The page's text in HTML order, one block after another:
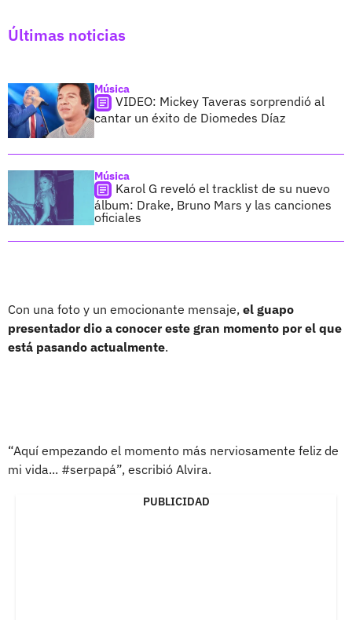
Últimas noticias
Música
VIDEO: Mickey Taveras sorprendió al
cantar un éxito de Diomedes Díaz
Música
Karol G reveló el tracklist de su nuevo
álbum: Drake, Bruno Mars y las canciones
oficiales
Con una foto y un emocionante mensaje, el guapo
presentador dio a conocer este gran momento por el que
está pasando actualmente.
“Aquí empezando el momento más nerviosamente feliz de
mi vida... #serpapá”, escribió Alvira.
PUBLICIDAD